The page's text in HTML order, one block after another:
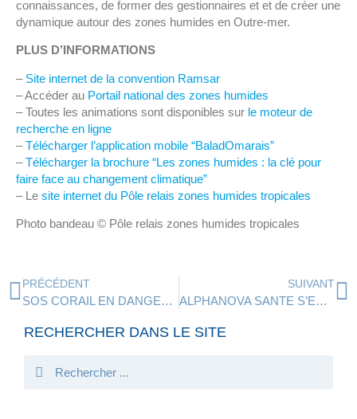
connaissances, de former des gestionnaires et et de créer une
dynamique autour des zones humides en Outre-mer.
PLUS D’INFORMATIONS
– Site internet de la convention Ramsar
– Accéder au Portail national des zones humides
– Toutes les animations sont disponibles sur le moteur de
recherche en ligne
–Télécharger l’application mobile “BaladOmarais”
–Télécharger la brochure “Les zones humides : la clé pour
faire face au changement climatique”
– Le site internet du Pôle relais zones humides tropicales
Photo bandeau © Pôle relais zones humides tropicales
PRÉCÉDENT
SOS CORAIL EN DANGER – REPORTAGE D’A. ROSENFELD ET A. VALOIS
SUIVANT
ALPHANOVA SANTE S’ENGAGE AUPRÈS DE L’IFRECOR
RECHERCHER DANS LE SITE